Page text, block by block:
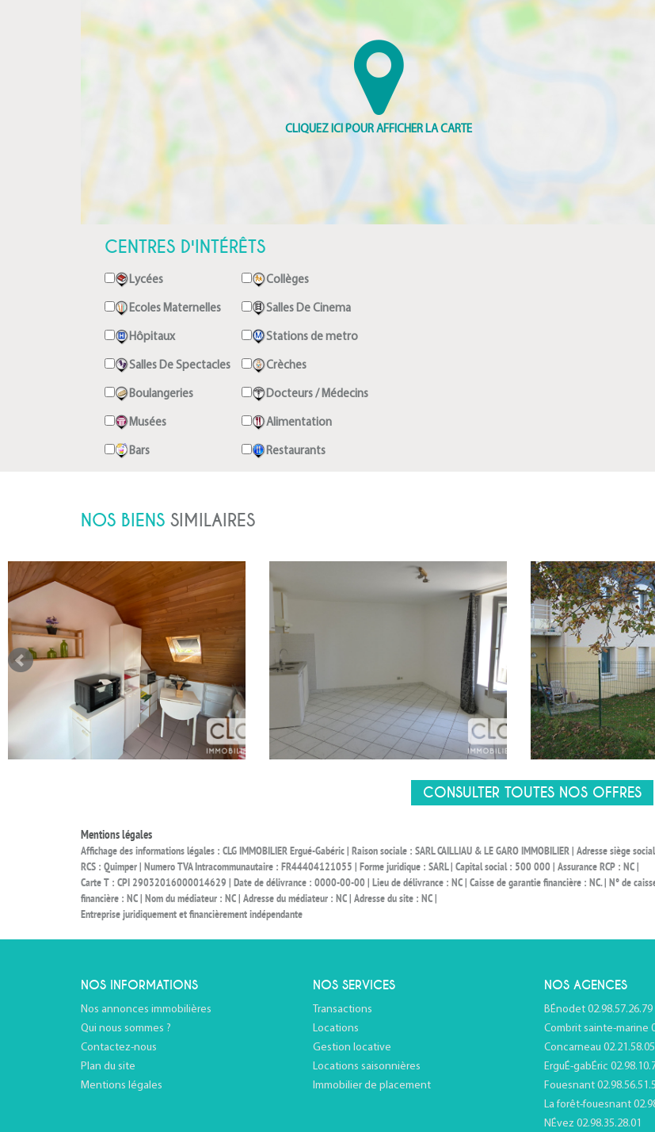
CENTRES D'INTÉRÊTS
Lycées Collèges
Ecoles Maternelles Salles De Cinema
Hôpitaux Stations de metro
Salles De Spectacles Crèches
Boulangeries Docteurs / Médecins
Musées Alimentation
Bars Restaurants
NOS BIENS SIMILAIRES
CONSULTER TOUTES NOS OFFRES
Mentions légales
Affichage des informations légales : CLG IMMOBILIER Ergué-Gabéric | Raison sociale : SARL CAILLIAU & LE GARO IMMOBILIER | Adresse siège
RCS : Quimper | Numero TVA Intracommunautaire : FR44404121055 | Forme juridique : SARL | Capital social : 500 000 | Assurance RCP : NC |
Carte T : CPI 29032016000014629 | Date de délivrance : 0000-00-00 | Lieu de délivrance : NC | Caisse de garantie financière : NC. | N° de
financière : NC | Nom du médiateur : NC | Adresse du médiateur : NC | Adresse du site : NC |
Entreprise juridiquement et financièrement indépendante
NOS INFORMATIONS
Nos annonces immobilières
Qui nous sommes ?
Contactez-nous
Plan du site
Mentions légales
NOS SERVICES
Transactions
Locations
Gestion locative
Locations saisonnières
Immobilier de placement
NOS AGENCES
BÉnodet 02.98.57.26.79
Combrit sainte-marine
Concarneau
ErguÉ-gabÉric
Fouesnant
La forêt-fouesnant
NÉvez 02.98.35.28.01